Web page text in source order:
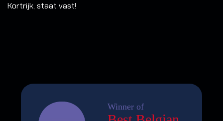
Kortrijk, staat vast!